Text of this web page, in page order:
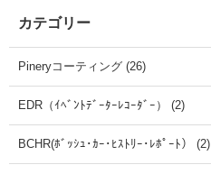
カテゴリー
Pineryコーティング (26)
EDR（ｲﾍﾞﾝﾄﾃﾞｰﾀｰﾚｺｰﾀﾞｰ） (2)
BCHR(ﾎﾞｯｼｭ･ｶｰ･ﾋｽﾄﾘｰ･ﾚﾎﾟｰﾄ） (2)